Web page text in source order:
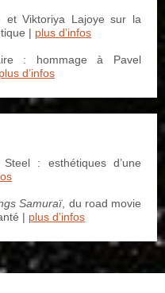
et Viktoriya Lajoye sur la
| plus d’infos
: hommage à Pavel
plus d’infos
: esthétiques d’une
Samuraï, du road movie
| plus d’infos